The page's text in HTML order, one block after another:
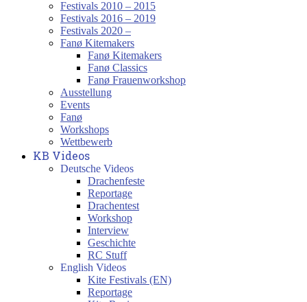
Festivals 2010 – 2015
Festivals 2016 – 2019
Festivals 2020 –
Fanø Kitemakers
Fanø Kitemakers
Fanø Classics
Fanø Frauenworkshop
Ausstellung
Events
Fanø
Workshops
Wettbewerb
KB Videos
Deutsche Videos
Drachenfeste
Reportage
Drachentest
Workshop
Interview
Geschichte
RC Stuff
English Videos
Kite Festivals (EN)
Reportage